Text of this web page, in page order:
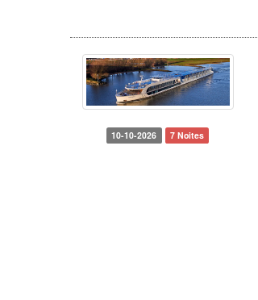
10-10-2026 7 Noites